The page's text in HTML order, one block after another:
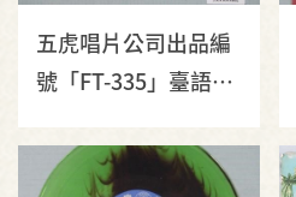
五虎唱片公司出品編
號「FT-335」臺語歌
作：英俊少年家》